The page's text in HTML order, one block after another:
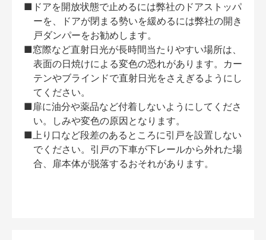
■ドアを開放状態で止めるには弊社のドアストッパ
ーを、ドアが閉まる勢いを緩めるには弊社の開き
戸ダンパーをお勧めします。
■窓際など直射日光が長時間当たりやすい場所は、
表面の日焼けによる変色の恐れがあります。カー
テンやブラインドで直射日光をさえぎるようにし
てください。
■扉に油分や薬品など付着しないようにしてくださ
い。しみや変色の原因となります。
■上り口など段差のあるところに引戸を設置しない
でください。引戸の下車が下レールから外れた場
合、扉本体が脱落するおそれがあります。